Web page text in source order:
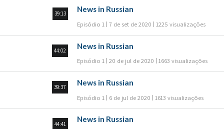
39:13
News in Russian
Episódio 1 7 de set de 2020 1225 visualizações
44:02
News in Russian
Episódio 1 20 de jul de 2020 1663 visualizações
39:37
News in Russian
Episódio 1 6 de jul de 2020 1613 visualizações
44:41
News in Russian